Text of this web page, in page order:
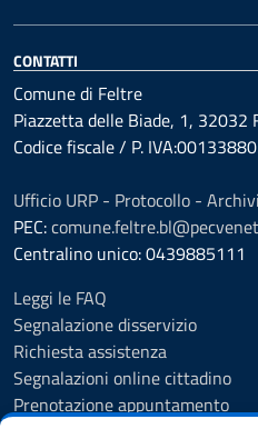
CONTATTI
Comune di Feltre
Piazzetta delle Biade, 1, 32032
Codice fiscale / P.
Ufficio URP - Protocollo -
PEC:
Centralino unico: 0439885111
Leggi le FAQ
Segnalazione disservizio
Richiesta assistenza
Segnalazioni online cittadino
Prenotazione appuntamento